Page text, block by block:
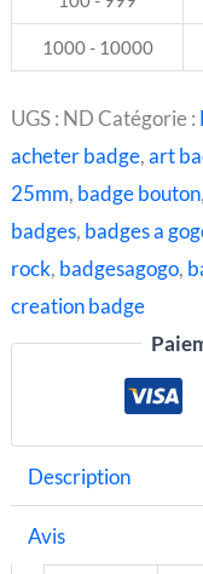
1000 - 10000
UGS : NDCatégorie :
acheter badge,art
25mm, badge bouton,
badges, badges a
rock, badgesagogo,
creation badge
Description
Avis